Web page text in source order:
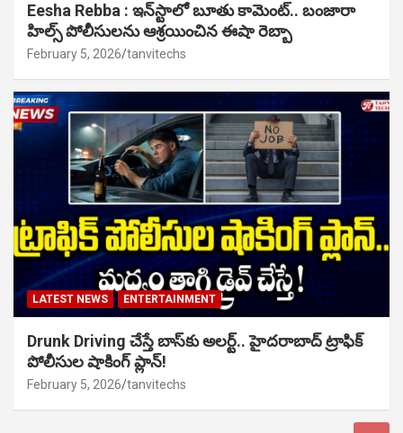
Eesha Rebba : ఇన్‌స్టాలో బూతు కామెంట్.. బంజారా
హిల్స్ పోలీసులను ఆశ్రయించిన ఈషా రెబ్బా
February 5, 2026 tanvitechs
LATEST NEWS ENTERTAINMENT
Drunk Driving చేస్తే బాస్‌కు అలర్ట్.. హైదరాబాద్ ట్రాఫిక్
పోలీసుల షాకింగ్ ప్లాన్!
February 5, 2026 tanvitechs